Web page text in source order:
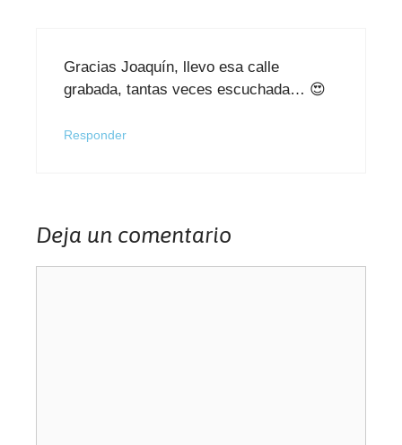
Gracias Joaquín, llevo esa calle
grabada, tantas veces escuchada… 😍
Responder
Deja un comentario